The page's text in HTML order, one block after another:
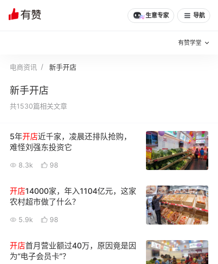
生意专家 导航
有赞学堂
私域日历
有赞成功案例 新零售最佳实践
面对面聊增长
有赞春季发布会 实干家直播间
新零售大会
AllValue 战略合作
电商资讯 新手开店
新手开店
共1530篇相关文章
5年开店近千家，凌晨还排队抢购，
难怪刘强东投资它
8.3k 98
开店14000家，年入1104亿元，这家
农村超市做了什么？
5.9k 98
开店首月营业额过40万，原因竟是因
为“电子会员卡”？